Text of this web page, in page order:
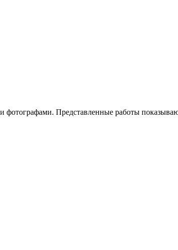
фотографами. Представленные работы